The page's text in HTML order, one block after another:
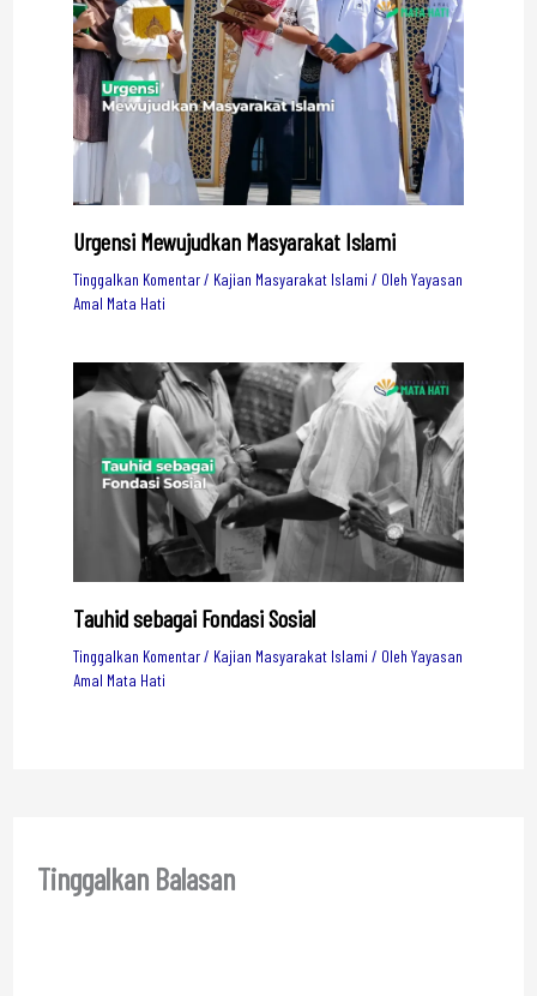
Urgensi Mewujudkan Masyarakat Islami
Tinggalkan Komentar/ Kajian Masyarakat Islami / Oleh Yayasan
Amal Mata Hati
Tauhid sebagai Fondasi Sosial
Tinggalkan Komentar/ Kajian Masyarakat Islami / Oleh Yayasan
Amal Mata Hati
Tinggalkan Balasan